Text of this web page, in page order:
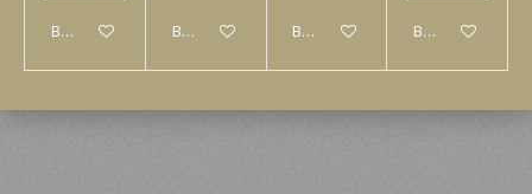
Bekijk details Bekijk details Bekijk details Bekijk details